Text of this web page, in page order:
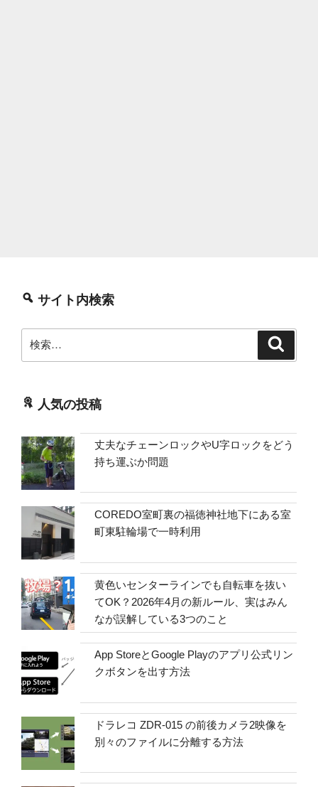
サイト内検索
索:
人気の投稿
丈夫なチェーンロックやU字ロックをどう
持ち運ぶか問題
COREDO室町裏の福徳神社地下にある室
町東駐輪場で一時利用
黄色いセンターラインでも自転車を抜い
てOK？2026年4月の新ルール、実はみん
なが誤解している3つのこと
App StoreとGoogle Playのアプリ公式リン
クボタンを出す方法
ドラレコ ZDR-015 の前後カメラ2映像を
別々のファイルに分離する方法